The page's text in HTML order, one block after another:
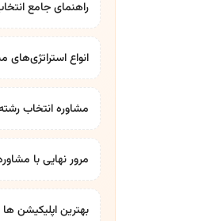
راهنمای جامع
انواع استراتژی‌های مشاوران
مشاورهانتخاب
مرور نهایی با
بهترین اپلیکیشن